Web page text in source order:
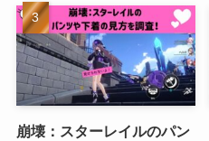
崩壊：スターレイルのパン